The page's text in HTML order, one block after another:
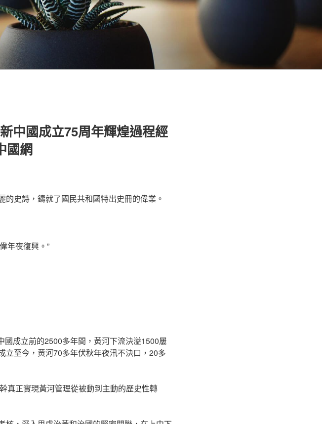
中國成立75周年輝煌過程經
國網
史詩，鑄就了國民共和國特出史冊的偉業。
年夜復興。”
成立前的2500多年間，黃河下流決溢1500屢
至今，黃河70多年伏秋年夜汛不決口，20多
真正實現黃河管理從被動到主動的歷史性轉